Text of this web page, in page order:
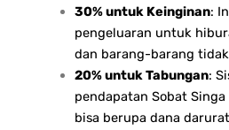
30% untuk Keinginan:
pengeluaran untuk
dan barang-barang
20% untuk Tabungan:
pendapatan Sobat
bisa berupa dana